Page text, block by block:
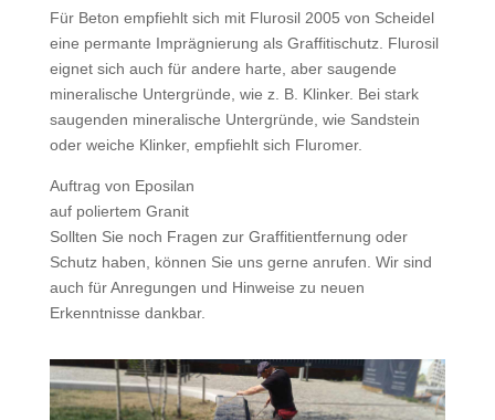
Für Beton empfiehlt sich mit Flurosil 2005 von Scheidel
eine permante Imprägnierung als Graffitischutz. Flurosil
eignet sich auch für andere harte, aber saugende
mineralische Untergründe, wie z. B. Klinker. Bei stark
saugenden mineralische Untergründe, wie Sandstein
oder weiche Klinker, empfiehlt sich Fluromer.
Auftrag von Eposilan
auf poliertem Granit
Sollten Sie noch Fragen zur Graffitientfernung oder
Schutz haben, können Sie uns gerne anrufen. Wir sind
auch für Anregungen und Hinweise zu neuen
Erkenntnisse dankbar.